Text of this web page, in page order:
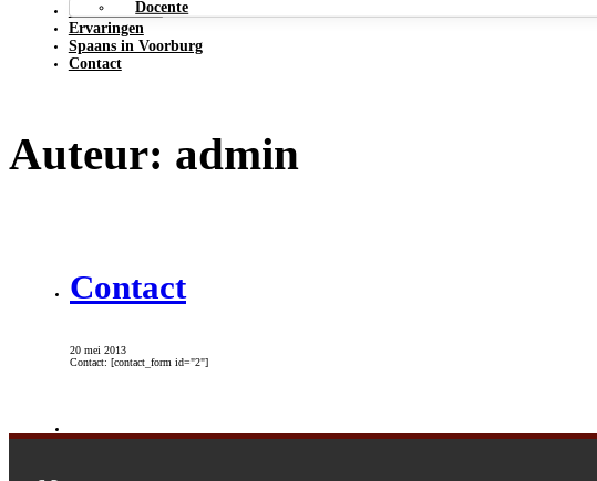
Docente
Soorten lessen
Ervaringen
Spaans in Voorburg
Contact
Auteur: admin
Contact
20 mei 2013
Contact: [contact_form id="2"]